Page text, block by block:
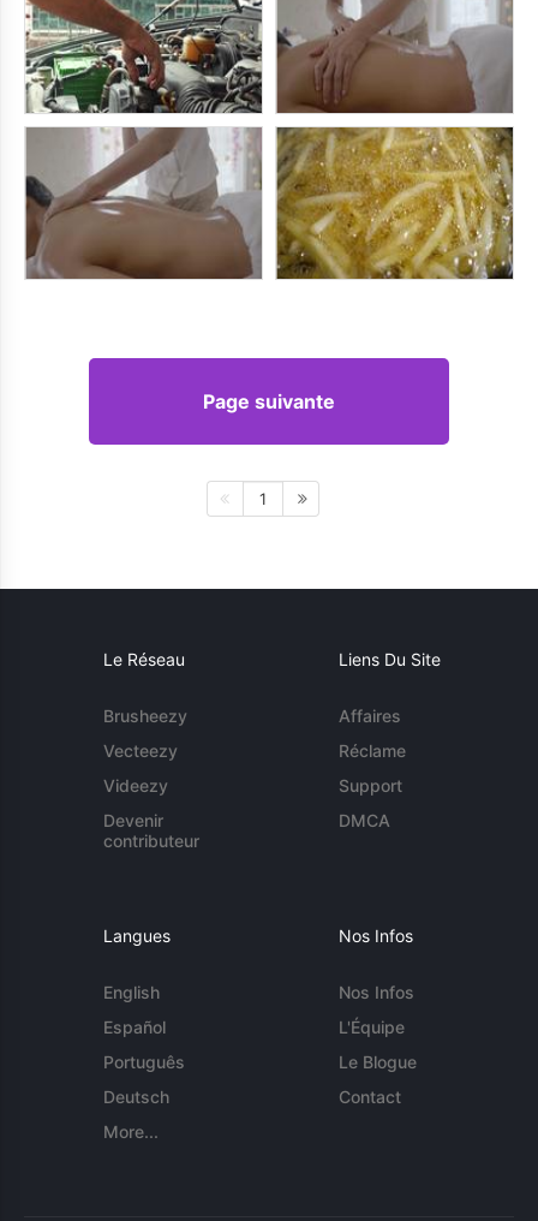
Page suivante
1
Le Réseau
Brusheezy
Vecteezy
Videezy
Devenir
contributeur
Liens Du Site
Affaires
Réclame
Support
DMCA
Langues
English
Español
Português
Deutsch
More...
Nos Infos
Nos Infos
L'Équipe
Le Blogue
Contact